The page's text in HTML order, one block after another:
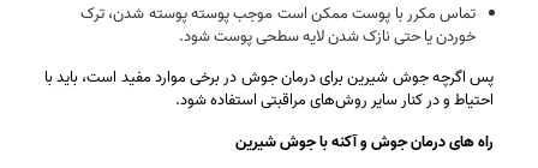
تماس مکرر با پوست ممکن است موجب پوسته‌ پوسته شدن، ترک
خوردن یا حتی نازک شدن لایه سطحی پوست شود.
پس اگرچه جوش شیرین برای درمان جوش در برخی موارد مفید است، باید با
احتیاط و در کنار سایر روش‌های مراقبتی استفاده شود.
راه های درمان جوش و آکنه با جوش شیرین